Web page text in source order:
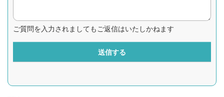
ご質問を入力されましてもご返信はいたしかねます
送信する